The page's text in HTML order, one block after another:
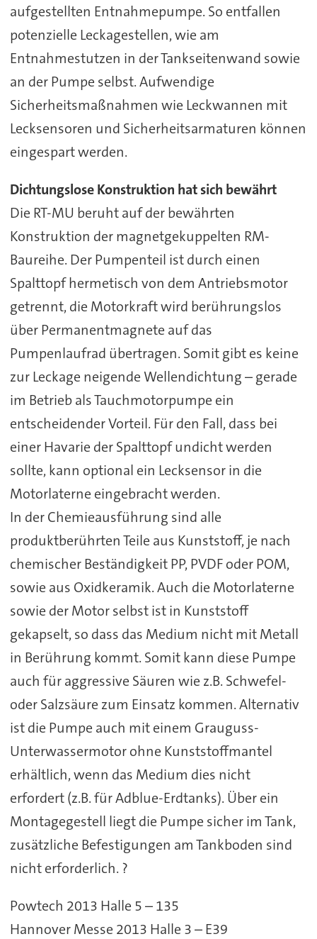
aufgestellten Entnahmepumpe. So entfallen
potenzielle Leckagestellen, wie am
Entnahmestutzen in der Tankseitenwand sowie
an der Pumpe selbst. Aufwendige
Sicherheitsmaßnahmen wie Leckwannen mit
Lecksensoren und Sicherheitsarmaturen können
eingespart werden.
Dichtungslose Konstruktion hat sich bewährt
Die RT-MU beruht auf der bewährten
Konstruktion der magnetgekuppelten RM-
Baureihe. Der Pumpenteil ist durch einen
Spalttopf hermetisch von dem Antriebsmotor
getrennt, die Motorkraft wird berührungslos
über Permanentmagnete auf das
Pumpenlaufrad übertragen. Somit gibt es keine
zur Leckage neigende Wellendichtung – gerade
im Betrieb als Tauchmotorpumpe ein
entscheidender Vorteil. Für den Fall, dass bei
einer Havarie der Spalttopf undicht werden
sollte, kann optional ein Lecksensor in die
Motorlaterne eingebracht werden.
In der Chemieausführung sind alle
produktberührten Teile aus Kunststoff, je nach
chemischer Beständigkeit PP, PVDF oder POM,
sowie aus Oxidkeramik. Auch die Motorlaterne
sowie der Motor selbst ist in Kunststoff
gekapselt, so dass das Medium nicht mit Metall
in Berührung kommt. Somit kann diese Pumpe
auch für aggressive Säuren wie z.B. Schwefel-
oder Salzsäure zum Einsatz kommen. Alternativ
ist die Pumpe auch mit einem Grauguss-
Unterwassermotor ohne Kunststoffmantel
erhältlich, wenn das Medium dies nicht
erfordert (z.B. für Adblue-Erdtanks). Über ein
Montagegestell liegt die Pumpe sicher im Tank,
zusätzliche Befestigungen am Tankboden sind
nicht erforderlich. ?
Powtech 2013 Halle 5 – 135
Hannover Messe 2013 Halle 3 – E39